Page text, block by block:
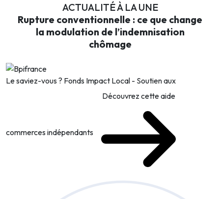
ACTUALITÉ À LA UNE
Rupture conventionnelle : ce que change
la modulation de l’indemnisation
chômage
Le saviez-vous ? Fonds Impact Local - Soutien aux
commerces indépendants
Découvrez cette aide